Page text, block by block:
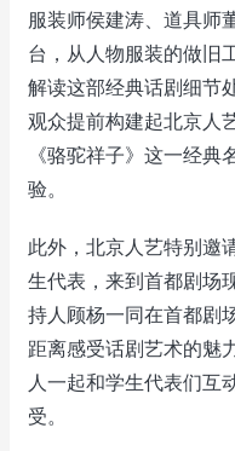
服装师侯建涛、道具师
台，从人物服装的做旧
解读这部经典话剧细节
观众提前构建起北京人
《骆驼祥子》这一经
验。
此外，北京人艺特别邀
生代表，来到首都剧场
持人顾杨一同在首都剧
距离感受话剧艺术的魅
人一起和学生代表们互
受。